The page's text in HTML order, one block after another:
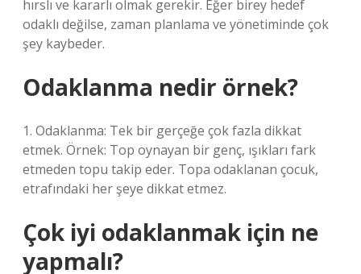
hırslı ve kararlı olmak gerekir. Eğer birey hedef
odaklı değilse, zaman planlama ve yönetiminde çok
şey kaybeder.
Odaklanma nedir örnek?
1. Odaklanma: Tek bir gerçeğe çok fazla dikkat
etmek. Örnek: Top oynayan bir genç, ışıkları fark
etmeden topu takip eder. Topa odaklanan çocuk,
etrafındaki her şeye dikkat etmez.
Çok iyi odaklanmak için ne
yapmalı?